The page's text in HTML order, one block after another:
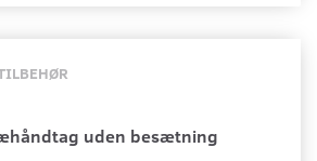
uden besætning